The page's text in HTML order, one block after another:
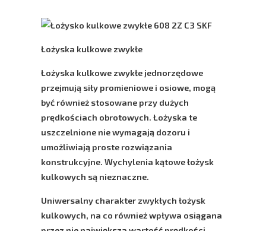
Łożyska kulkowe zwykłe
Łożyska kulkowe zwykłe jednorzędowe
przejmują siły promieniowe i osiowe, mogą
być również stosowane przy dużych
prędkościach obrotowych. Łożyska te
uszczelnione nie wymagają dozoru i
umożliwiają proste rozwiązania
konstrukcyjne. Wychylenia kątowe łożysk
kulkowych są nieznaczne.
Uniwersalny charakter zwykłych łożysk
kulkowych, na co również wpływa osiągana